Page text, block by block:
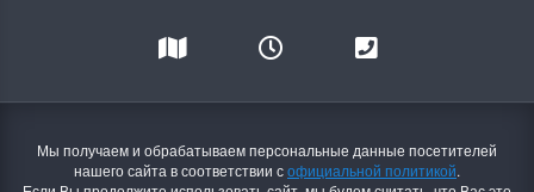
Мы получаем и обрабатываем персональные данные посетителей
нашего сайта в соответствии софициальной политикой.